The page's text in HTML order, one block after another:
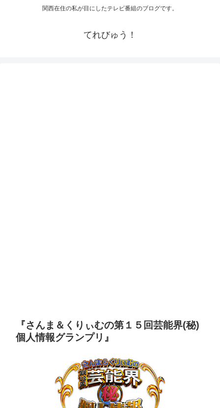
関西在住の私が目にしたテレビ番組のブログです。
てれびゅう！
『さんま＆くりぃむの第１５回芸能界(秘)
個人情報グランプリ』